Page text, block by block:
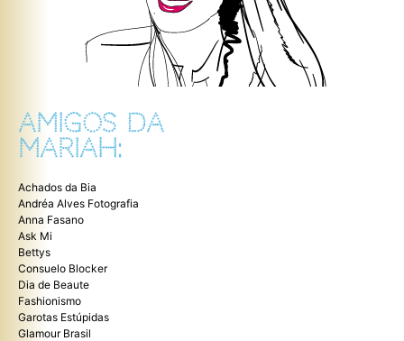
AMIGOS DA
MARIAH:
Achados da Bia
Andréa Alves Fotografia
Anna Fasano
Ask Mi
Bettys
Consuelo Blocker
Dia de Beaute
Fashionismo
Garotas Estúpidas
Glamour Brasil